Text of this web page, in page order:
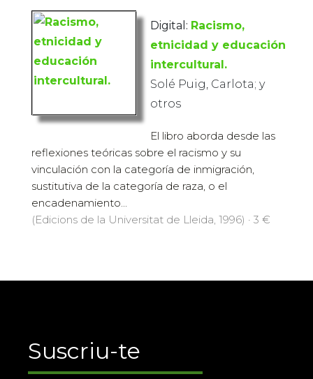
Digital: Racismo,
etnicidad y educación
intercultural.
Solé Puig, Carlota; y
otros
El libro aborda desde las
reflexiones teóricas sobre el racismo y su
vinculación con la categoría de inmigración,
sustitutiva de la categoría de raza, o el
encadenamiento...
(Edicions de la Universitat de Lleida, 1996) · 3 €
Suscriu-te